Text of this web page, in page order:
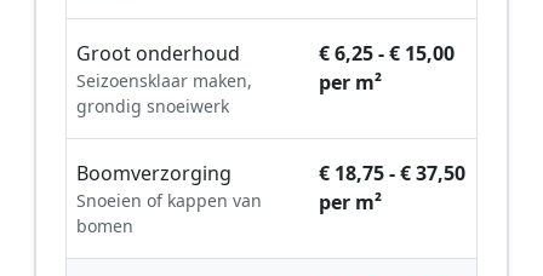
Groot onderhoud
Seizoensklaar maken,
grondig snoeiwerk
€ 6,25 - € 15,00
per m²
Boomverzorging
Snoeien of kappen van
bomen
€ 18,75 - € 37,50
per m²